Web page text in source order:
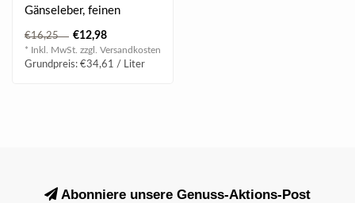
Gänseleber, feinen
Pasteten oder würzigem
Munsterkäse..
€16,25 €12,98
* Inkl. MwSt. zzgl. Versandkosten
Grundpreis: €34,61 / Liter
Abonniere unsere Genuss-Aktions-Post